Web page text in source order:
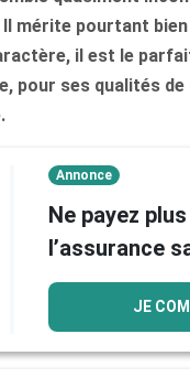
Il mérite pourtant
il est le
pour ses qualités
Annonce
Ne payez
l’assurance
JE